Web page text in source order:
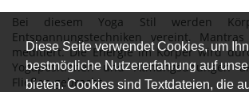
Diese Seite verwendet Cookies, um
bestmögliche Nutzererfahrung auf
bieten. Cookies sind Textdateien, die
Bei diesem Yoga Stil werden
Entspannungstechniken vereint,
meditiert. Die Energie im Körper wird
Yogapositionen und Atmungsübungen
Fließen gebracht.